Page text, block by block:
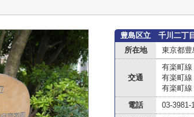
豊島区立 千川二丁
所在地
東京都豊
交通
有楽町線
有楽町線
有楽町
電話
03-3981-